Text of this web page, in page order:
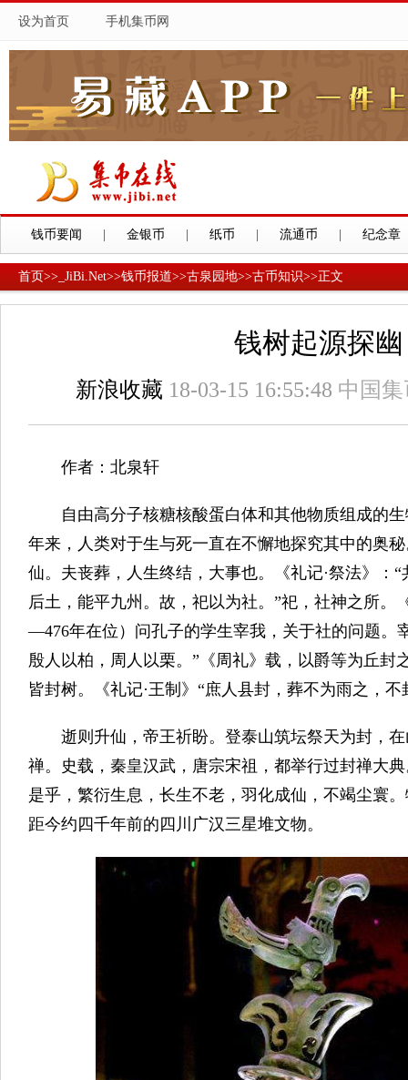
设为首页 手机集币网
钱币要闻 金银币 纸币 流通币 纪念章
首页>> _JiBi.Net>>钱币报道>>古泉园地>>古币知识>>正文
钱树起源探幽
新浪收藏 18-03-15 16:55:48 中国
作者：北泉轩
自由高分子核糖核酸蛋白体和其他物质组成的生
年来，人类对于生与死一直在不懈地探究其中的奥
仙。夫丧葬，人生终结，大事也。《礼记·祭法》：
后土，能平九州。故，祀以为社。”祀，社神之所。
—476年在位）问孔子的学生宰我，关于社的问题。
殷人以柏，周人以栗。”《周礼》载，以爵等为丘封
皆封树。《礼记·王制》“庶人县封，葬不为雨之，不
逝则升仙，帝王祈盼。登泰山筑坛祭天为封，在
禅。史载，秦皇汉武，唐宗宋祖，都举行过封禅大
是乎，繁衍生息，长生不老，羽化成仙，不竭尘寰
距今约四千年前的四川广汉三星堆文物。